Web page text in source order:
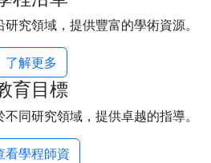
究領域，提供豐富的學術資源。
了解更多
育目標
同研究領域，提供卓越的指導。
看學程師資